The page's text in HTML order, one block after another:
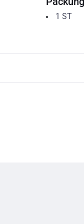
1 ST